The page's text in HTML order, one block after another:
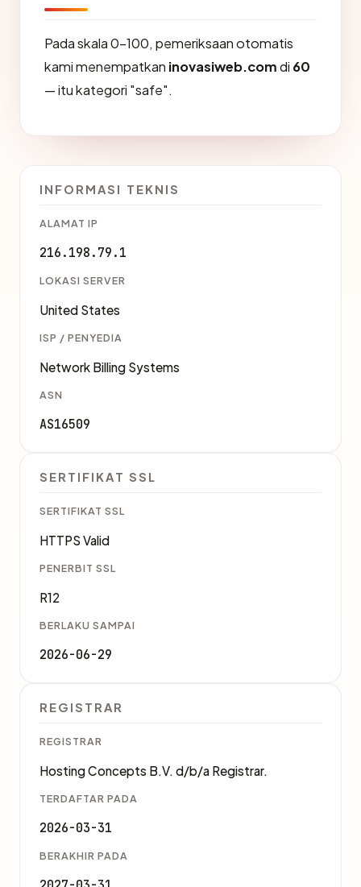
Pada skala 0-100, pemeriksaan otomatis
kami menempatkan inovasiweb.comdi 60
— itu kategori "safe".
INFORMASI TEKNIS
ALAMAT IP
216.198.79.1
LOKASI SERVER
United States
ISP / PENYEDIA
Network Billing Systems
ASN
AS16509
SERTIFIKAT SSL
SERTIFIKAT SSL
HTTPS Valid
PENERBIT SSL
R12
BERLAKU SAMPAI
2026-06-29
REGISTRAR
REGISTRAR
Hosting Concepts B.V. d/b/a Registrar.
TERDAFTAR PADA
2026-03-31
BERAKHIR PADA